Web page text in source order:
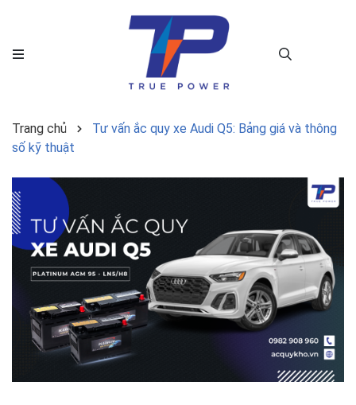
Trang chủ
Tư vấn ắc quy xe Audi Q5: Bảng giá và thông
số kỹ thuật